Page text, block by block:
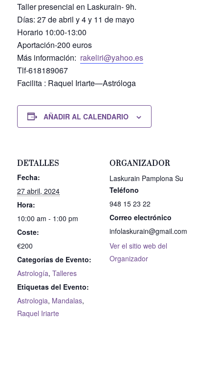
Taller presencial en Laskurain- 9h.
Días: 27 de abril y 4 y 11 de mayo
Horario 10:00-13:00
Aportación-200 euros
Más información: rakeliri@yahoo.es
Tlf-618189067
Facilita : Raquel Iriarte—Astróloga
AÑADIR AL CALENDARIO
DETALLES
Fecha:
27 abril, 2024
Hora:
10:00 am - 1:00 pm
Coste:
€200
Categorías de Evento:
Astrología, Talleres
Etiquetas del Evento:
Astrologia, Mandalas,
Raquel Iriarte
ORGANIZADOR
Laskurain Pamplona Su
Teléfono
948 15 23 22
Correo electrónico
infolaskurain@gmail.com
Ver el sitio web del
Organizador